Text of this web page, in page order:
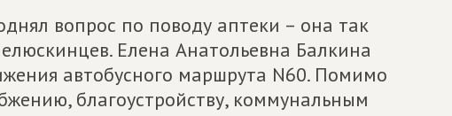
вопрос по поводу аптеки – она так
Елена Анатольевна Балкина
автобусного маршрута N60. Помимо
благоустройству, коммунальным